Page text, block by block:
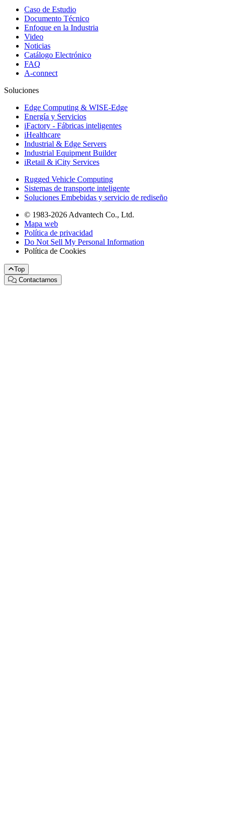
Caso de Estudio
Documento Técnico
Enfoque en la Industria
Video
Noticias
Catálogo Electrónico
FAQ
A-connect
Soluciones
Edge Computing & WISE-Edge
Energía y Servicios
iFactory - Fábricas inteligentes
iHealthcare
Industrial & Edge Servers
Industrial Equipment Builder
iRetail & iCity Services
Rugged Vehicle Computing
Sistemas de transporte inteligente
Soluciones Embebidas y servicio de rediseño
© 1983-2026 Advantech Co., Ltd.
Mapa web
Política de privacidad
Do Not Sell My Personal Information
Política de Cookies
Top
Contactarnos